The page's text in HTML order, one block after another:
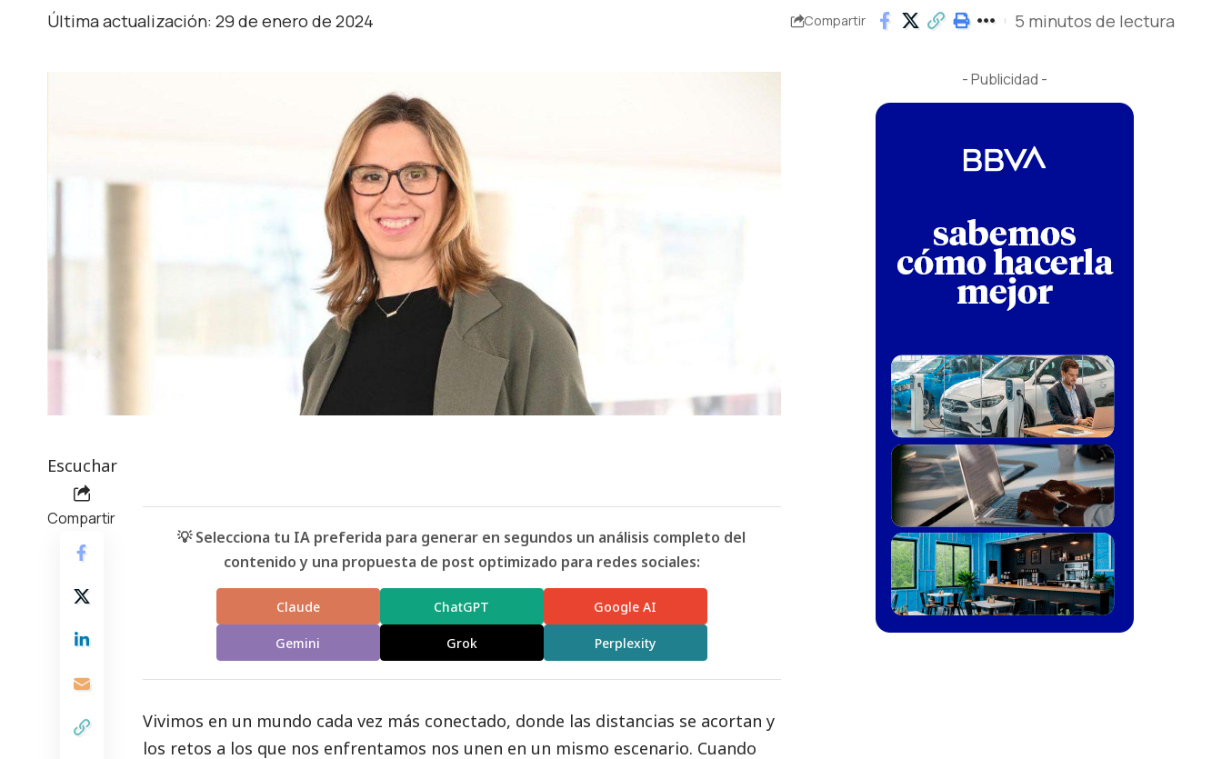
Última actualización: 29 de enero de 2024 Compartir 5 minutos de lectura
Escuchar
Compartir
💡 Selecciona tu IA preferida para generar en segundos un análisis completo del
contenido y una propuesta de post optimizado para redes sociales:
Claude ChatGPT Google AI
Gemini Grok Perplexity
Vivimos en un mundo cada vez más conectado, donde las distancias se acortan y
los retos a los que nos enfrentamos nos unen en un mismo escenario. Cuando
- Publicidad -